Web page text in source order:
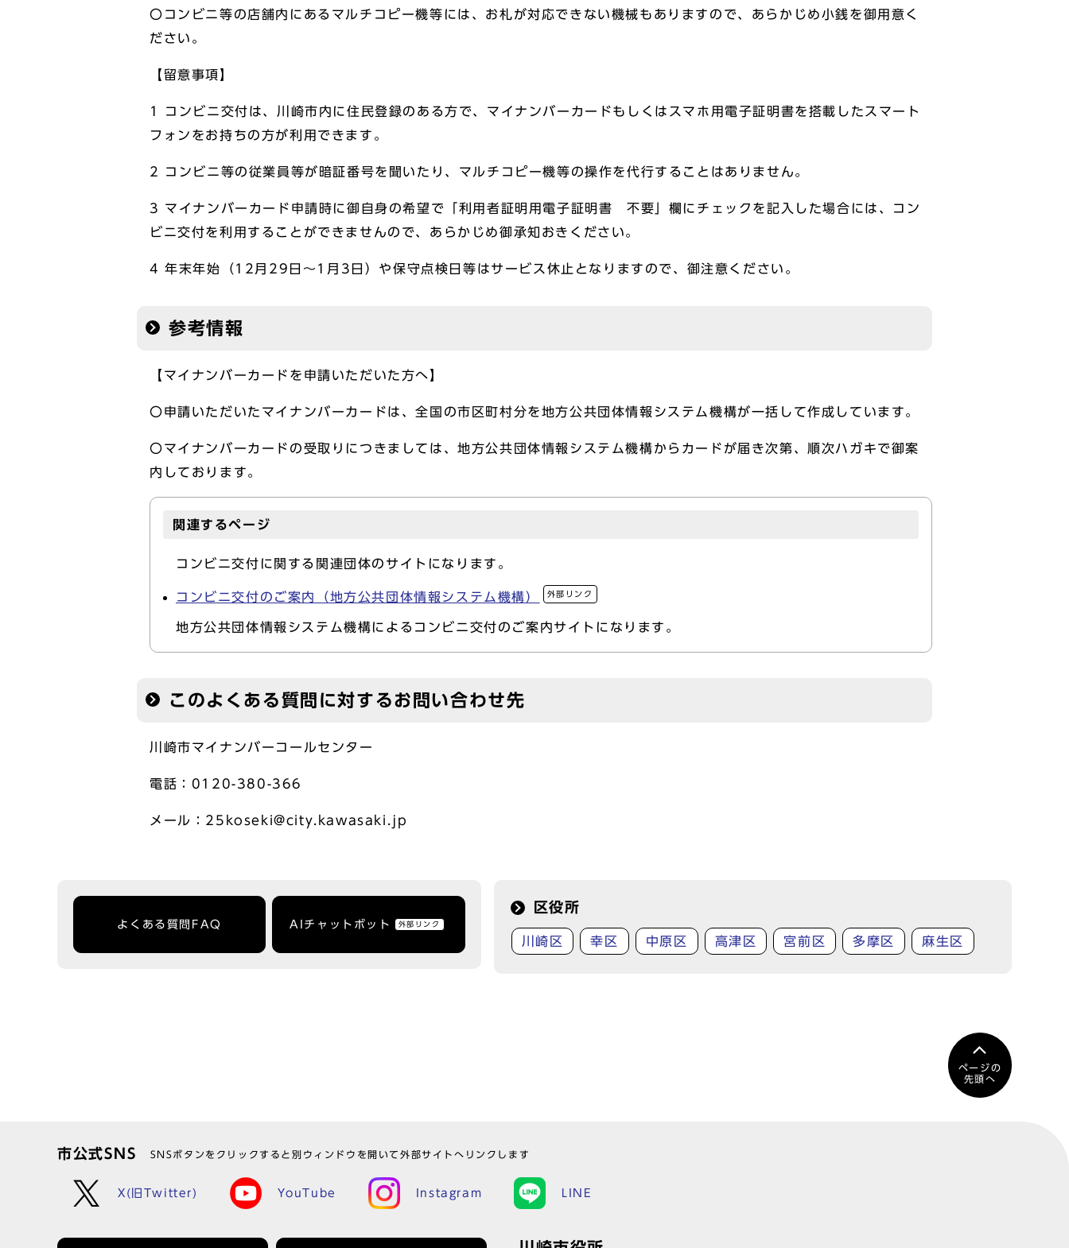
〇コンビニ等の店舗内にあるマルチコピー機等には、お札が対応できない機械もありますので、あらかじめ小銭を御用意く
ださい。
【留意事項】
1 コンビニ交付は、川崎市内に住民登録のある方で、マイナンバーカードもしくはスマホ用電子証明書を搭載したスマート
フォンをお持ちの方が利用できます。
2 コンビニ等の従業員等が暗証番号を聞いたり、マルチコピー機等の操作を代行することはありません。
3 マイナンバーカード申請時に御自身の希望で「利用者証明用電子証明書 不要」欄にチェックを記入した場合には、コン
ビニ交付を利用することができませんので、あらかじめ御承知おきください。
4 年末年始（12月29日～1月3日）や保守点検日等はサービス休止となりますので、御注意ください。
参考情報
【マイナンバーカードを申請いただいた方へ】
〇申請いただいたマイナンバーカードは、全国の市区町村分を地方公共団体情報システム機構が一括して作成しています。
〇マイナンバーカードの受取りにつきましては、地方公共団体情報システム機構からカードが届き次第、順次ハガキで御案
内しております。
関連するページ
コンビニ交付に関する関連団体のサイトになります。
コンビニ交付のご案内（地方公共団体情報システム機構） 外部リンク
地方公共団体情報システム機構によるコンビニ交付のご案内サイトになります。
このよくある質問に対するお問い合わせ先
川崎市マイナンバーコールセンター
電話：0120-380-366
メール：25koseki@city.kawasaki.jp
よくある質問FAQ AIチャットボット 外部リンク
区役所
川崎区 幸区 中原区 高津区 宮前区 多摩区 麻生区
ページの
先頭へ
市公式SNS SNSボタンをクリックすると別ウィンドウを開いて外部サイトへリンクします
X(旧Twitter) YouTube Instagram LINE